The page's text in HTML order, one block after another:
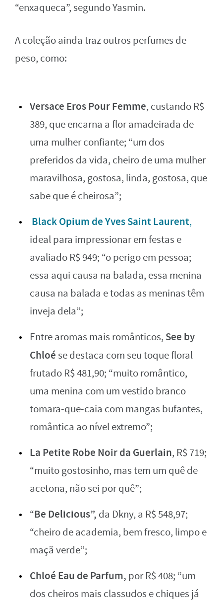
“enxaqueca”, segundo Yasmin.
A coleção ainda traz outros perfumes de
peso, como:
Versace Eros Pour Femme, custando R$
389, que encarna a flor amadeirada de
uma mulher confiante; “um dos
preferidos da vida, cheiro de uma mulher
maravilhosa, gostosa, linda, gostosa, que
sabe que é cheirosa”;
Black Opium de Yves Saint Laurent,
ideal para impressionar em festas e
avaliado R$ 949; “o perigo em pessoa;
essa aqui causa na balada, essa menina
causa na balada e todas as meninas têm
inveja dela”;
Entre aromas mais românticos, See by
Chloése destaca com seu toque floral
frutado R$ 481,90; “muito romântico,
uma menina com um vestido branco
tomara-que-caia com mangas bufantes,
romântica ao nível extremo”;
La Petite Robe Noir da Guerlain, R$ 719;
“muito gostosinho, mas tem um quê de
acetona, não sei por quê”;
“Be Delicious”, da Dkny, a R$ 548,97;
“cheiro de academia, bem fresco, limpo e
maçã verde”;
Chloé Eau de Parfum, por R$ 408; “um
dos cheiros mais classudos e chiques já